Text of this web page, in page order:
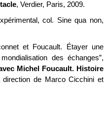
, Verdier, Paris, 2009.
col. Sine qua non,
et Foucault. Étayer une
des échanges”,
Michel Foucault. Histoire
de Marco Cicchini et